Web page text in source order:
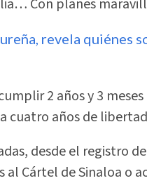
Con planes
revela quiénes
2 años y 3
cuatro años de
desde el registro
Cártel de Sinaloa o